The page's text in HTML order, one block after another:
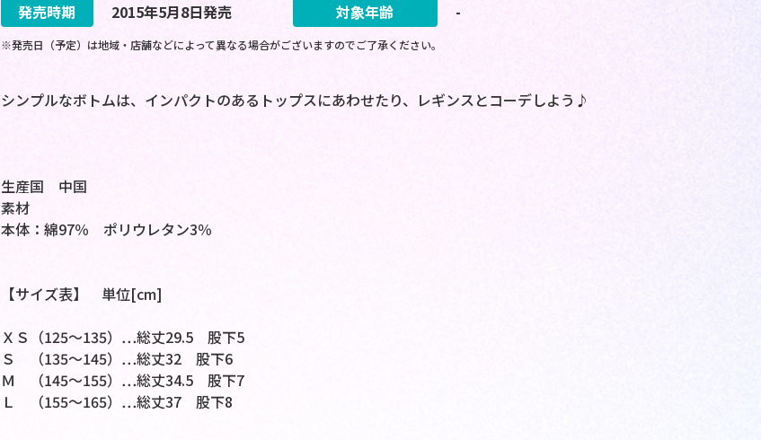
発売時期
2015年5月8日発売 対象年齢 -
※発売日（予定）は地域・店舗などによって異なる場合がございますのでご了承ください。
シンプルなボトムは、インパクトのあるトップスにあわせたり、レギンスとコーデしよう♪
生産国 中国
素材
本体：綿97％ ポリウレタン3％
【サイズ表】 単位[cm]
ＸＳ（125～135）…総丈29.5 股下5
Ｓ （135～145）…総丈32 股下6
Ｍ （145～155）…総丈34.5 股下7
Ｌ （155～165）…総丈37 股下8